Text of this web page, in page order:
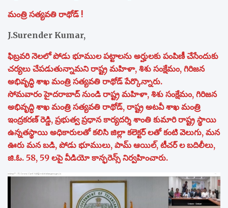
మంత్రి సత్యవతి రాథోడ్ !
J.Surender Kumar,
ఫిబ్రవరి నెలలో పోడు భూముల పట్టాలను అర్హులకు పంపిణీ చేసేందుకు
చర్యలు చేపడుతున్నామని రాష్ట్ర మహిళా, శిశు సంక్షేమం, గిరిజన
అభివృద్ధి శాఖ మంత్రి సత్యవతి రాథోడ్ పేర్కొన్నారు.
సోమవారం హైదరాబాద్ నుండి రాష్ట్ర మహిళా, శిశు సంక్షేమం, గిరిజన
అభివృద్ధి శాఖ మంత్రి సత్యవతి రాథోడ్, రాష్ట్ర అటవీ శాఖ మంత్రి
ఇంద్రకరణ్ రెడ్డి, ప్రభుత్వ ప్రధాన కార్యదర్శి శాంతి కుమారి రాష్ట్ర స్థాయి
ఉన్నతస్థాయి అధికారులతో కలిసి జిల్లా కలెక్టర్ లతో కంటి వెలుగు, మన
ఊరు మన బడి, పోడు భూములు, పామ్ ఆయిల్, టీచర్ ల బదిలీలు,
జి.ఓ. 58, 59 లపై వీడియో కాన్ఫరెన్స్ నిర్వహించారు.